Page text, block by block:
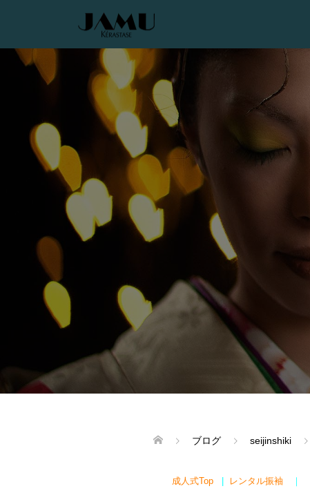
ブログ seijinshiki
成人式Top レンタル振袖 ｜